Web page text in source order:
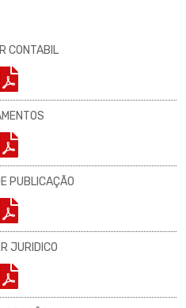
CONTABIL
PUBLICAÇÃO
JURIDICO